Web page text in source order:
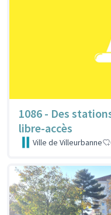
1086 - Des
libre-accès
Ville de Villeurbanne